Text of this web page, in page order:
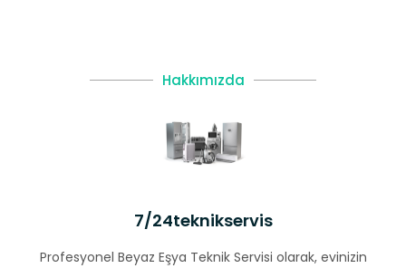
Hakkımızda
7/24teknikservis
Profesyonel Beyaz Eşya Teknik Servisi olarak, evinizin